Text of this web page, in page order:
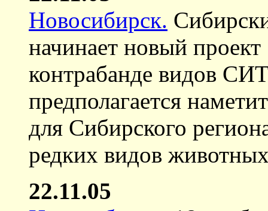
Новосибирск.
начинает новый
контрабанде видов
предполагается
для Сибирского
редких видов
22.11.05